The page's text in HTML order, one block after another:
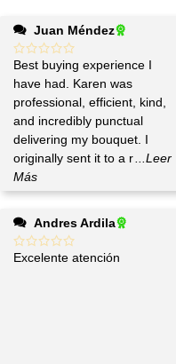
Juan Méndez
Best buying experience I
have had. Karen was
professional, efficient, kind,
and incredibly punctual
delivering my bouquet. I
originally sent it to a r
...Leer
Más
Andres Ardila
Excelente atención